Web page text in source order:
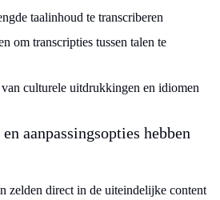
taalinhoud te transcriberen
om transcripties tussen talen te
culturele uitdrukkingen en idiomen
aanpassingsopties hebben
zelden direct in de uiteindelijke content